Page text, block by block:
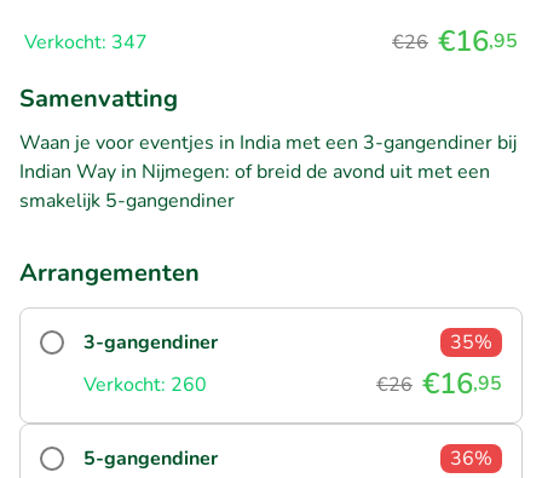
Verkocht: 347 €26 €16,95
Samenvatting
Waan je voor eventjes in India met een 3-gangendiner bij
Indian Way in Nijmegen: of breid de avond uit met een
smakelijk 5-gangendiner
Arrangementen
3-gangendiner
35%
Verkocht: 260
€26 €16,95
5-gangendiner
36%